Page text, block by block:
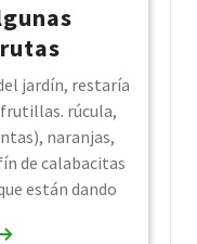
jardín, restaría
rúcula,
naranjas,
de calabacitas
están dando